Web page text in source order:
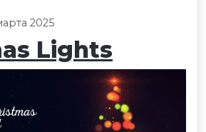
2025
Lights